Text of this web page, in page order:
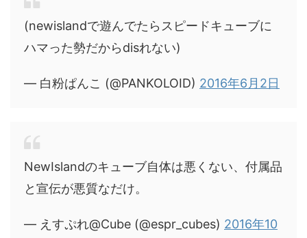
(newislandで遊んでたらスピードキューブに
ハマった勢だからdisれない)
— 白粉ぱんこ (@PANKOLOID) 2016年6月2日
NewIslandのキューブ自体は悪くない、付属品
と宣伝が悪質なだけ。
— えすぷれ@Cube (@espr_cubes) 2016年10